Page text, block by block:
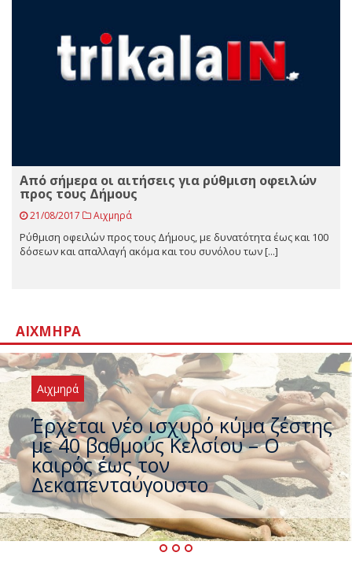
Από σήμερα οι αιτήσεις για ρύθμιση οφειλών
προς τους Δήμους
21/08/2017 Αιχμηρά
Ρύθμιση οφειλών προς τους Δήμους, με δυνατότητα έως και 100
δόσεων και απαλλαγή ακόμα και του συνόλου των [...]
ΑΙΧΜΗΡΆ
Αιχμηρά
Άφαντος ο Τσίπρας… την ώρα
που η χώρα καίγεται